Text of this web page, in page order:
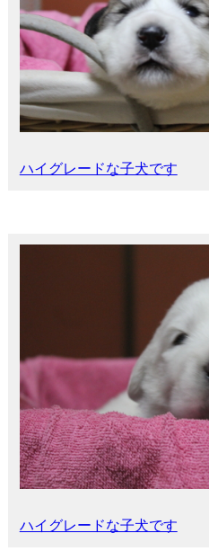
ハイグレードな子犬です
ハイグレードな子犬です